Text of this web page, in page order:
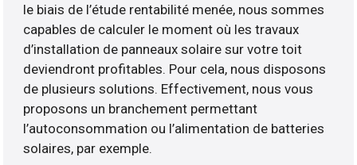
le biais de l’étude rentabilité menée, nous sommes
capables de calculer le moment où les travaux
d’installation de panneaux solaire sur votre toit
deviendront profitables. Pour cela, nous disposons
de plusieurs solutions. Effectivement, nous vous
proposons un branchement permettant
l’autoconsommation ou l’alimentation de batteries
solaires, par exemple.